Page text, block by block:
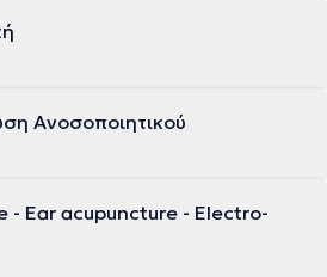
Ανοσοποιητικού
- Ear acupuncture - Electro-